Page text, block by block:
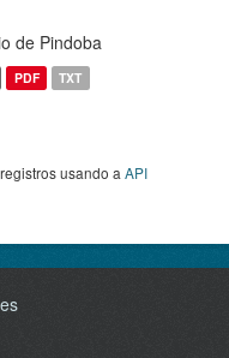
de Pindoba
PDF TXT
usando a API